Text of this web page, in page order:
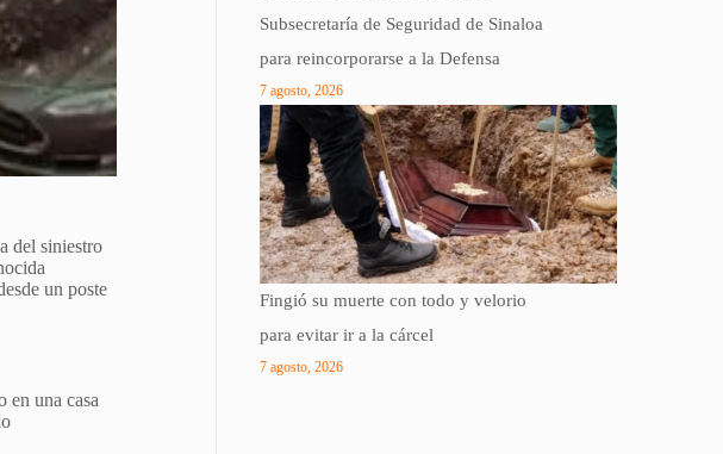
del siniestro
un poste
en una casa
Subsecretaría de Seguridad de Sinaloa
para reincorporarse a la Defensa
7 agosto, 2026
Fingió su muerte con todo y velorio
para evitar ir a la cárcel
7 agosto, 2026